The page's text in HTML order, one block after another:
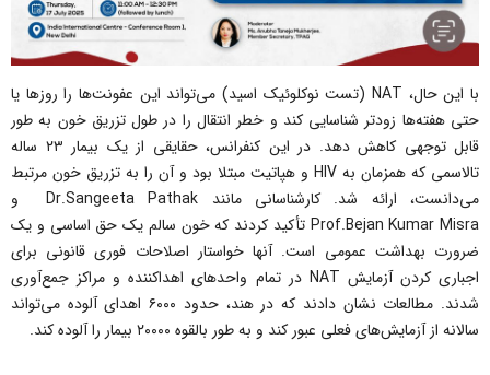
با این حال، NAT (تست نوکلوئیک اسید) می‌تواند این عفونت‌ها را روزها یا
حتی هفته‌ها زودتر شناسایی کند و خطر انتقال را در طول تزریق خون به طور
قابل توجهی کاهش دهد. در این کنفرانس، حقایقی از یک بیمار ۲۳ ساله
تالاسمی که همزمان به HIV و هپاتیت مبتلا بود و آن را به تزریق خون مرتبط
می‌دانست، ارائه شد. کارشناسانی مانند Dr.Sangeeta Pathak و
Prof.Bejan Kumar Misra تأکید کردند که خون سالم یک حق اساسی و یک
ضرورت بهداشت عمومی است. آنها خواستار اصلاحات فوری قانونی برای
اجباری کردن آزمایش NAT در تمام واحدهای اهداکننده و مراکز جمع‌آوری
شدند. مطالعات نشان دادند که در هند، حدود ۶۰۰۰ اهدای آلوده می‌تواند
سالانه از آزمایش‌های فعلی عبور کند و به طور بالقوه ۲۰۰۰۰ بیمار را آلوده کند.